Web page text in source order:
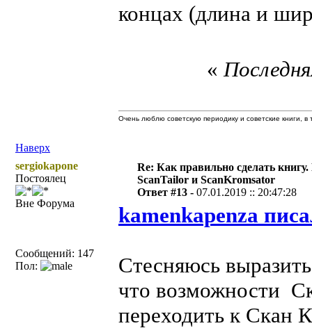
концах (длина и
Наверх
«
Очень люблю советскую периодику и советские книги,
sergiokapone
Постоялец
Вне Форума
Сообщений: 147
Пол:
Re: Как правильно сделать
ScanTailor и ScanKromsator
Ответ #13 -07.01.2019 :: 20:47:28
kamenkapenza
Стесняюсь
что возможности
переходить к Скан